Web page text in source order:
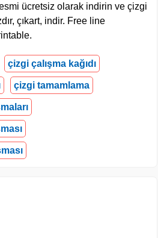
ücretsiz olarak indirin ve çizgi
çıkart, indir. Free line
çizgi çalışma kağıdı
çizgi tamamlama